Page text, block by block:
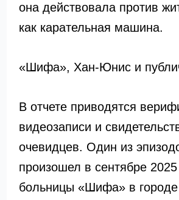
она действовала против
как карательная машина.
«Шифа», Хан-Юнис и
В отчете приводятся
видеозаписи и
очевидцев. Один из
произошел в сентябре 2025
больницы «Шифа» в